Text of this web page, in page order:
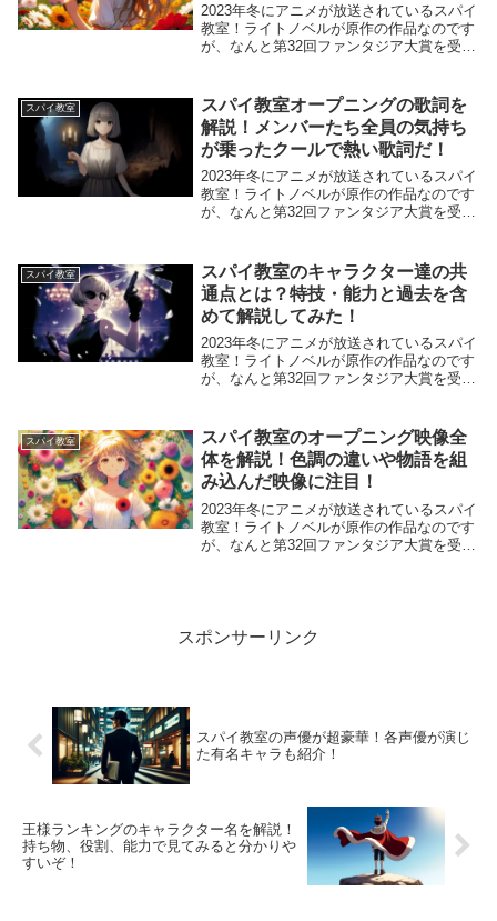
2023年冬にアニメが放送されているスパイ
教室！ライトノベルが原作の作品なのです
が、なんと第32回ファンタジア大賞を受賞
アニメ「スパイ教室」公式サイト)さて、
そんな...
スパイ教室
スパイ教室オープニングの歌詞を
解説！メンバーたち全員の気持ち
が乗ったクールで熱い歌詞だ！
2023年冬にアニメが放送されているスパイ
教室！ライトノベルが原作の作品なのです
が、なんと第32回ファンタジア大賞を受賞
アニメ「スパイ教室」公式サイト)さて、
そんな...
スパイ教室
スパイ教室のキャラクター達の共
通点とは？特技・能力と過去を含
めて解説してみた！
2023年冬にアニメが放送されているスパイ
教室！ライトノベルが原作の作品なのです
が、なんと第32回ファンタジア大賞を受賞
Times)この作品に登場するキャ...
スパイ教室
スパイ教室のオープニング映像全
体を解説！色調の違いや物語を組
み込んだ映像に注目！
2023年冬にアニメが放送されているスパイ
教室！ライトノベルが原作の作品なのです
が、なんと第32回ファンタジア大賞を受賞
スポンサーリンク
スパイ教室の声優が超豪華！各声優が演じ
た有名キャラも紹介！
王様ランキングのキャラクター名を解説！
持ち物、役割、能力で見てみると分かりや
すいぞ！